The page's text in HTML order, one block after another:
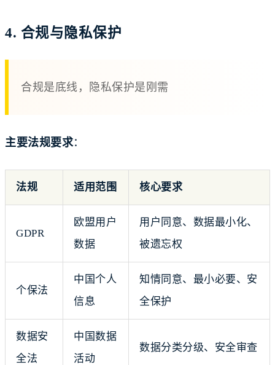
4. 合规与隐私保护
合规是底线，隐私保护是刚需
主要法规要求：
法规 适用范围 核心要求
GDPR
欧盟用户
数据
用户同意、数据最小化、
被遗忘权
个保法
中国个人
信息
知情同意、最小必要、安
全保护
数据安
全法
中国数据
活动
数据分类分级、安全审查